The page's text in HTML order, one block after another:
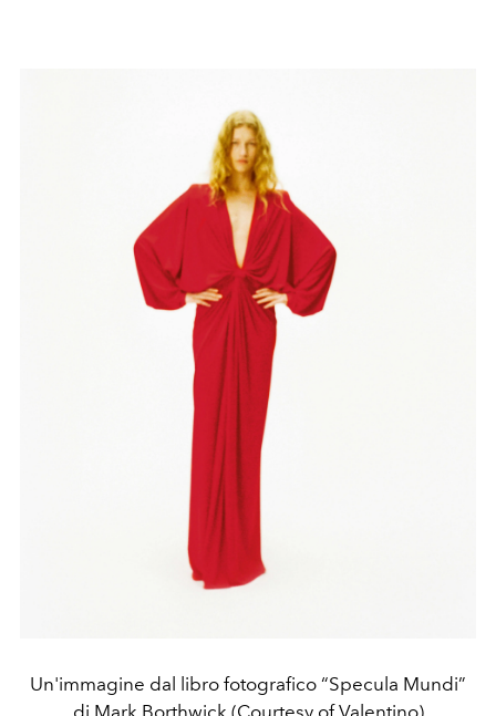
Un'immagine dal libro fotografico “Specula Mundi”
di Mark Borthwick (Courtesy of Valentino)